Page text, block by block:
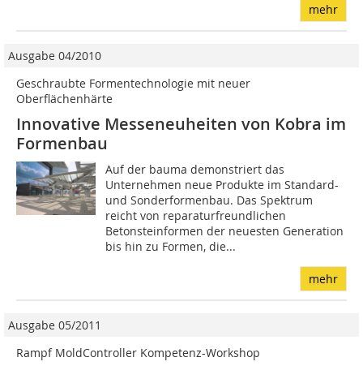
mehr
Ausgabe 04/2010
Geschraubte Formentechnologie mit neuer
Oberflächenhärte
Innovative Messeneuheiten von Kobra im
Formenbau
Auf der bauma demonstriert das
Unternehmen neue Produkte im Standard-
und Sonderformenbau. Das Spektrum
reicht von reparaturfreundlichen
Betonsteinformen der neuesten Generation
bis hin zu Formen, die...
mehr
Ausgabe 05/2011
Rampf MoldController Kompetenz-Workshop